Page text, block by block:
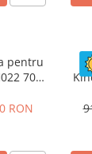
pentru
70W
RON